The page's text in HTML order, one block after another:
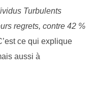
Turbulents
regrets, contre 42 %
ce qui explique
aussi à